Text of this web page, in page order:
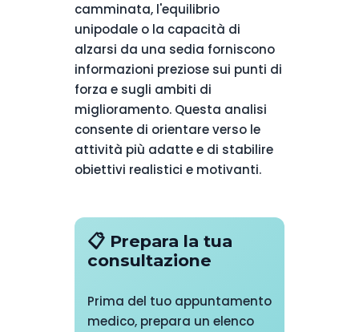
camminata, l'equilibrio
unipodale o la capacità di
alzarsi da una sedia forniscono
informazioni preziose sui punti di
forza e sugli ambiti di
miglioramento. Questa analisi
consente di orientare verso le
attività più adatte e di stabilire
obiettivi realistici e motivanti.
📋 Prepara la tua
consultazione
Prima del tuo appuntamento
medico, prepara un elenco